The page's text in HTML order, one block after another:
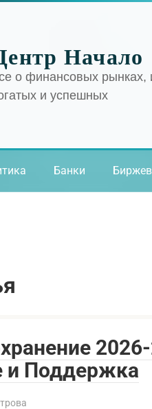
Начало
о финансовых рынках,
и успешных
Банки
и Поддержка